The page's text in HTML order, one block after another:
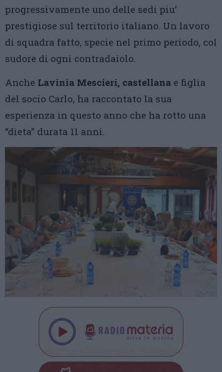
progressivamente uno delle sedi piu’
prestigiose sul territorio italiano. Un lavoro
di squadra fatto, specie nel primo periodo, col
sudore di ogni contradaiolo.
Anche Lavinia Mescieri, castellana e figlia
del socio Carlo, ha raccontato la sua
esperienza in questo anno che ha rotto una
“dieta” durata 11 anni.